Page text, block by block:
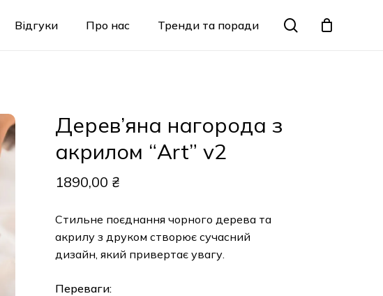
Відгуки Про нас Тренди та поради search
Кошик
Дерев’яна нагорода з
акрилом “Art” v2
1890,00 ₴
Стильне поєднання чорного дерева та
акрилу з друком створює сучасний
дизайн, який привертає увагу.
Переваги: